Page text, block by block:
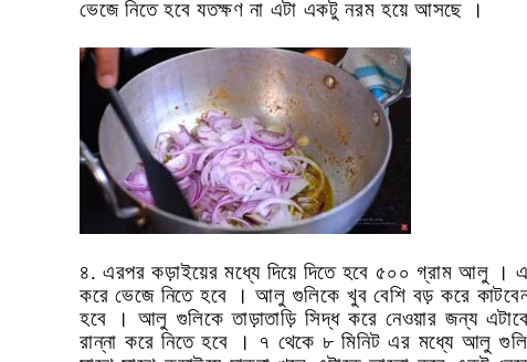
ভেজে নিতে হবে যতক্ষণ না এটা একটু নরম হয়ে আসছে ।
৪. এরপর কড়াইয়ের মধ্যে দিয়ে দিতে হবে ৫০০ গ্রাম আলু ।
করে ভেজে নিতে হবে । আলু গুলিকে খুব বেশি বড় করে
হবে । আলু গুলিকে তাড়াতাড়ি সিদ্ধ করে নেওয়ার জন্য
রান্না করে নিতে হবে । ৭ থেকে ৮ মিনিট এর মধ্যে আলু